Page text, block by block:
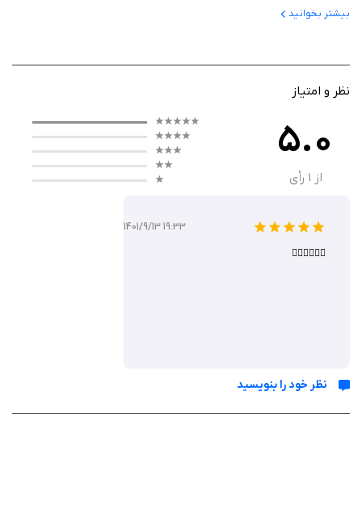
کارگاه خود را به یکی از بهترین‌ها تبدیل می‌کنید.
گیم‌ پلی
گیم‌ پلی بازی شامل تعمیر خودروها، ارتقای تجهیزات کارگاه و مدیریت منابع
مدیریت زمان در انجام تعمیرات اهمیت بالایی دارد. مراحل بازی به تدریج
سخت‌تر می‌شوند و امکان ارتقای تجهیزات و استخدام کارکنان به شما کمک
گرافیک سه‌بعدی جذاب و واقعی از خودروها و کارگاه
بیشتر بخوانید
نظر و امتیاز
5.0
از 1 رأی
1401/9/13 19:33
👌🏻👌🏻👌🏻
نظر خود را بنویسید